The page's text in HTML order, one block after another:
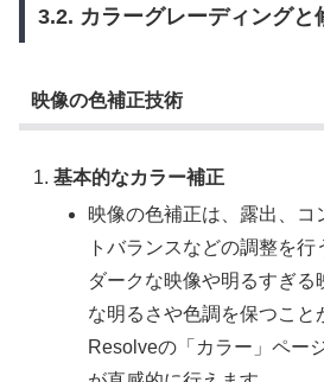
3.2. カラーグレーディングと
映像の色補正技術
基本的なカラー補正
映像の色補正は、露出、コ
トバランスなどの調整を行
ダークな映像や明るすぎる
な明るさや色調を保つこ
Resolveの「カラー」ペー